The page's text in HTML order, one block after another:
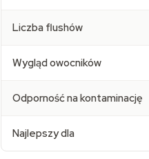
Liczba flushów
Wygląd owocników
Odporność na kontaminację
Najlepszy dla